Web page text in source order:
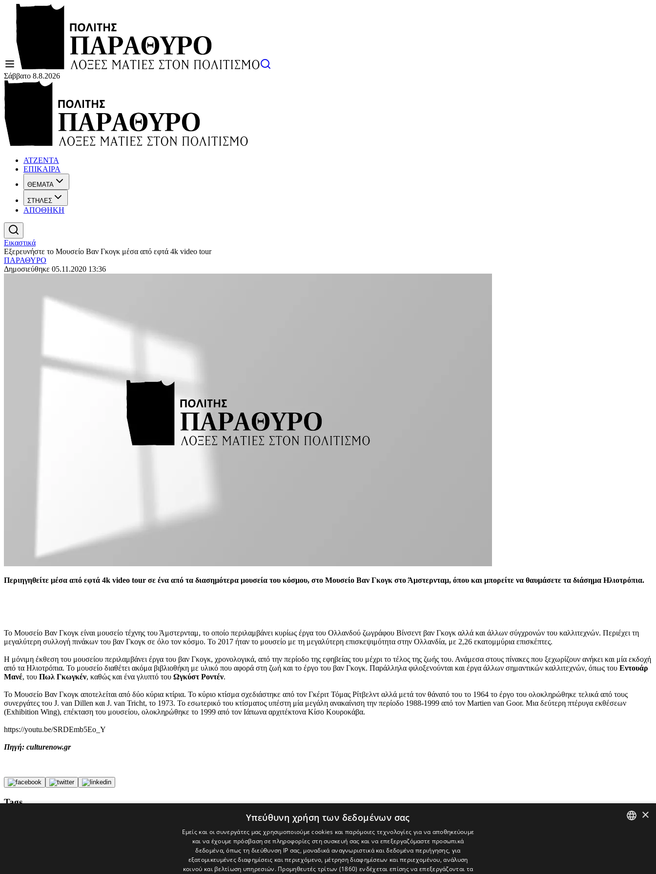
Σάββατο 8.8.2026
ΑΤΖΕΝΤΑ
ΕΠΙΚΑΙΡΑ
ΘΕΜΑΤΑ
ΣΤΗΛΕΣ
ΑΠΟΘΗΚΗ
Εικαστικά
Εξερευνήστε το Μουσείο Βαν Γκογκ μέσα από εφτά 4k video tour
ΠΑΡΑΘΥΡΟ
Δημοσιεύθηκε 05.11.2020 13:36
Περιηγηθείτε μέσα από εφτά 4k video tour σε ένα από τα διασημότερα μουσεία του κόσμου, στο Μουσείο Βαν Γκογκ στο Άμστερνταμ, όπου και μπορείτε να θαυμάσετε τα διάσημα Ηλιοτρόπια.
Το Μουσείο Βαν Γκογκ είναι μουσείο τέχνης του Άμστερνταμ, το οποίο περιλαμβάνει κυρίως έργα του Ολλανδού ζωγράφου Βίνσεντ βαν Γκογκ αλλά και άλλων σύγχρονών του καλλιτεχνών. Περιέχει τη
μεγαλύτερη συλλογή πινάκων του βαν Γκογκ σε όλο τον κόσμο. Το 2017 ήταν το μουσείο με τη μεγαλύτερη επισκεψιμότητα στην Ολλανδία, με 2,26 εκατομμύρια επισκέπτες.
Η μόνιμη έκθεση του μουσείου περιλαμβάνει έργα του βαν Γκογκ, χρονολογικά, από την περίοδο της εφηβείας του μέχρι το τέλος της ζωής του. Ανάμεσα στους πίνακες που ξεχωρίζουν ανήκει και μία εκδοχή
από τα Ηλιοτρόπια. Το μουσείο διαθέτει ακόμα βιβλιοθήκη με υλικό που αφορά στη ζωή και το έργο του βαν Γκογκ. Παράλληλα φιλοξενούνται και έργα άλλων σημαντικών καλλιτεχνών, όπως του Εντουάρ
Μανέ, του Πωλ Γκωγκέν, καθώς και ένα γλυπτό του Ωγκύστ Ροντέν.
Το Μουσείο Βαν Γκογκ αποτελείται από δύο κύρια κτίρια. Το κύριο κτίσμα σχεδιάστηκε από τον Γκέριτ Τόμας Ρίτβελντ αλλά μετά τον θάνατό του το 1964 το έργο του ολοκληρώθηκε τελικά από τους
συνεργάτες του J. van Dillen και J. van Tricht, το 1973. Το εσωτερικό του κτίσματος υπέστη μία μεγάλη ανακαίνιση την περίοδο 1988-1999 από τον Martien van Goor. Μια δεύτερη πτέρυγα εκθέσεων
(Exhibition Wing), επέκταση του μουσείου, ολοκληρώθηκε το 1999 από τον Ιάπωνα αρχιτέκτονα Κίσο Κουροκάβα.
https://youtu.be/SRDEmb5Eo_Y
Πηγή: culturenow.gr
Tags
×
Υπεύθυνη χρήση των δεδομένων σας
Εμείς και οι συνεργάτες μας χρησιμοποιούμε cookies και παρόμοιες τεχνολογίες για να αποθηκεύουμε
και να έχουμε πρόσβαση σε πληροφορίες στη συσκευή σας και να επεξεργαζόμαστε προσωπικά
δεδομένα, όπως τη διεύθυνση IP σας, μοναδικά αναγνωριστικά και δεδομένα περιήγησης, για
εξατομικευμένες διαφημίσεις και περιεχόμενο, μέτρηση διαφημίσεων και περιεχομένου, ανάλυση
κοινού και βελτίωση υπηρεσιών. Προμηθευτές τρίτων (1860) ενδέχεται επίσης να επεξεργάζονται τα